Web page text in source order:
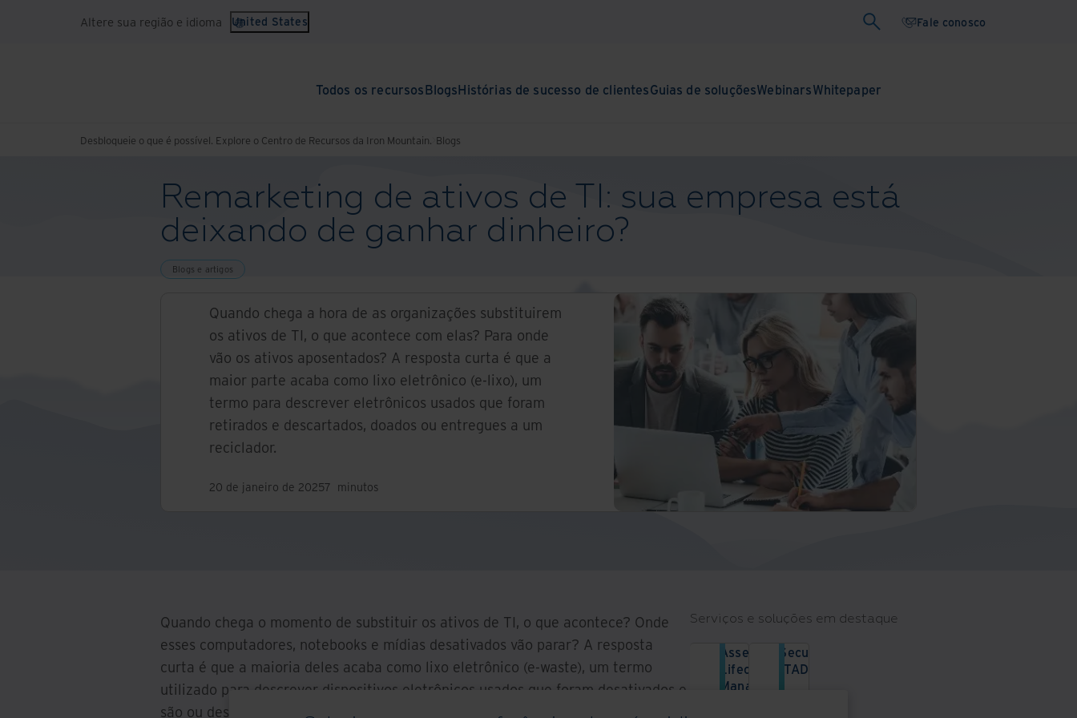
Altere sua região e idioma United States Fale conosco
Todos os recursosBlogsHistórias de sucesso de clientesGuias de soluçõesWebinarsWhitepaper
Desbloqueie o que é possível. Explore o Centro de Recursos da Iron Mountain. Blogs
Remarketing de ativos de TI: sua empresa está
deixando de ganhar dinheiro?
Blogs e artigos
Quando chega a hora de as organizações substituirem
os ativos de TI, o que acontece com elas? Para onde
vão os ativos aposentados? A resposta curta é que a
maior parte acaba como lixo eletrônico (e-lixo), um
termo para descrever eletrônicos usados que foram
retirados e descartados, doados ou entregues a um
reciclador.
20 de janeiro de 20257 minutos
Quando chega o momento de substituir os ativos de TI, o que acontece? Onde
esses computadores, notebooks e mídias desativados vão parar? A resposta
curta é que a maioria deles acaba como lixo eletrônico (e-waste), um termo
utilizado para descrever dispositivos eletrônicos usados que foram desativados e
são ou descartados, doados ou dados a uma empresa de reciclagem.
Serviços e soluções em destaque
Asset
Lifecycle
Management
Secure
ITAD
Aumente